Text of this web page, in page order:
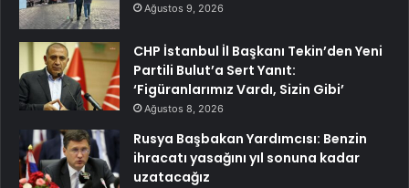
Ağustos 9, 2026
CHP İstanbul İl Başkanı Tekin’den Yeni
Partili Bulut’a Sert Yanıt:
‘Figüranlarımız Vardı, Sizin Gibi’
Ağustos 8, 2026
Rusya Başbakan Yardımcısı: Benzin
ihracatı yasağını yıl sonuna kadar
uzatacağız